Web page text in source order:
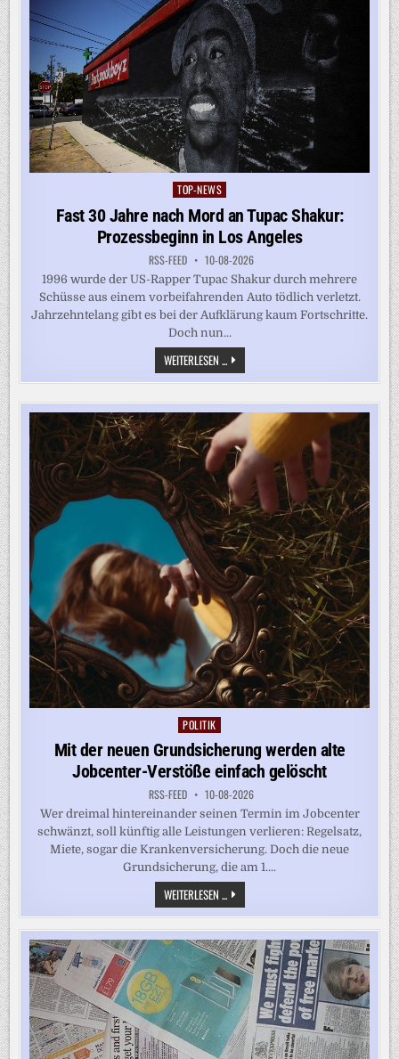
Posted
in
TOP-NEWS
Fast 30 Jahre nach Mord an Tupac Shakur:
Prozessbeginn in Los Angeles
RSS-FEED 10-08-2026
1996 wurde der US-Rapper Tupac Shakur durch mehrere
Schüsse aus einem vorbeifahrenden Auto tödlich verletzt.
Jahrzehntelang gibt es bei der Aufklärung kaum Fortschritte.
Doch nun...
WEITERLESEN ... FAST
30
JAHRE
MORD
AN
TUPAC
SHAKUR:
PROZESSBEGINN
IN
LOS
ANGELES
Posted
POLITIK
Mit der neuen Grundsicherung werden alte
Jobcenter-Verstöße einfach gelöscht
RSS-FEED 10-08-2026
Wer dreimal hintereinander seinen Termin im Jobcenter
schwänzt, soll künftig alle Leistungen verlieren: Regelsatz,
Miete, sogar die Krankenversicherung. Doch die neue
Grundsicherung, die am 1....
WEITERLESEN ... MIT
DER
NEUEN
GRUNDSICHERUNG
WERDEN
ALTE
JOBCENTER-
VERSTÖSSE E
INFACH G
ELÖSCHT